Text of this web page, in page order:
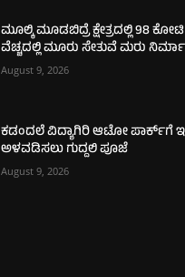
ಮೂಲ್ಕಿ ಮೂಡಬಿದ್ರೆ ಕ್ಷೇತ್ರದಲ್ಲಿ 98
ವೆಚ್ಚದಲ್ಲಿ ಮೂರು ಸೇತುವೆ ಮರು
August 9, 2026
ಕಡಂದಲೆ ವಿದ್ಯಾಗಿರಿ ಆಟೋ ಪಾರ್ಕ್‌ಗೆ
ಅಳವಡಿಸಲು ಗುದ್ದಲಿ ಪೂಜೆ
August 9, 2026